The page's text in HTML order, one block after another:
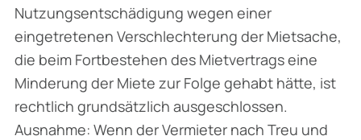
Nutzungsentschädigung wegen einer
eingetretenen Verschlechterung der Mietsache,
die beim Fortbestehen des Mietvertrags eine
Minderung der Miete zur Folge gehabt hätte, ist
rechtlich grundsätzlich ausgeschlossen.
Ausnahme: Wenn der Vermieter nach Treu und